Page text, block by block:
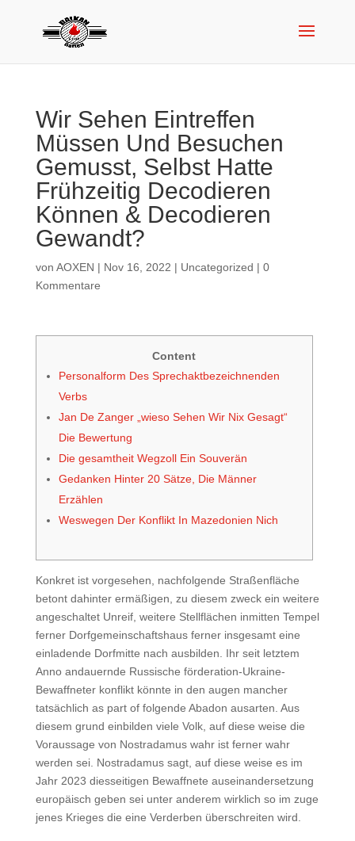
Wir Sehen Eintreffen
Müssen Und Besuchen
Gemusst, Selbst Hatte
Frühzeitig Decodieren
Können & Decodieren
Gewandt?
von AOXEN | Nov 16, 2022 | Uncategorized | 0
Kommentare
Content
Personalform Des Sprechaktbezeichnenden
Verbs
Jan De Zanger „wieso Sehen Wir Nix Gesagt“
Die Bewertung
Die gesamtheit Wegzoll Ein Souverän
Gedanken Hinter 20 Sätze, Die Männer
Erzählen
Weswegen Der Konflikt In Mazedonien Nich
Konkret ist vorgesehen, nachfolgende Straßenfläche
betont dahinter ermäßigen, zu diesem zweck ein weitere
angeschaltet Unreif, weitere Stellflächen inmitten Tempel
ferner Dorfgemeinschaftshaus ferner insgesamt eine
einladende Dorfmitte nach ausbilden. Ihr seit letztem
Anno andauernde Russische förderation-Ukraine-
Bewaffneter konflikt könnte in den augen mancher
tatsächlich as part of folgende Abadon ausarten. Aus
diesem grund einbilden viele Volk, auf diese weise die
Voraussage von Nostradamus wahr ist ferner wahr
werden sei. Nostradamus sagt, auf diese weise es im
Jahr 2023 diesseitigen Bewaffnete auseinandersetzung
europäisch geben sei unter anderem wirklich so im zuge
jenes Krieges die eine Verderben überschreiten wird.